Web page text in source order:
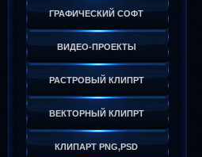
ГРАФИЧЕСКИЙ СОФТ
ВИДЕО-ПРОЕКТЫ
РАСТРОВЫЙ КЛИПРТ
ВЕКТОРНЫЙ КЛИПРТ
КЛИПАРТ PNG,PSD